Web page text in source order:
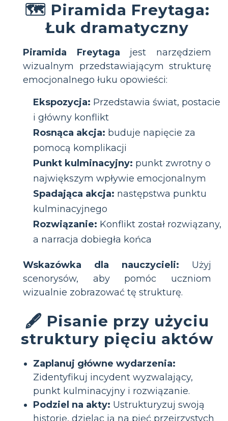
🗺 Piramida Freytaga:
Łuk dramatyczny
Piramida Freytaga jest narzędziem
wizualnym przedstawiającym strukturę
emocjonalnego łuku opowieści:
Ekspozycja: Przedstawia świat, postacie
i główny konflikt
Rosnąca akcja: buduje napięcie za
pomocą komplikacji
Punkt kulminacyjny: punkt zwrotny o
największym wpływie emocjonalnym
Spadająca akcja: następstwa punktu
kulminacyjnego
Rozwiązanie: Konflikt został rozwiązany,
a narracja dobiegła końca
Wskazówka dla nauczycieli: Użyj
scenorysów, aby pomóc uczniom
wizualnie zobrazować tę strukturę.
🖋 Pisanie przy użyciu
struktury pięciu aktów
Zaplanuj główne wydarzenia:
Zidentyfikuj incydent wyzwalający,
punkt kulminacyjny i rozwiązanie.
Podziel na akty: Ustrukturyzuj swoją
historię, dzieląc ją na pięć przejrzystych